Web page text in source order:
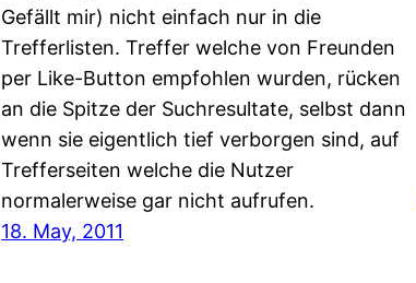
Gefällt mir) nicht einfach nur in die
Trefferlisten. Treffer welche von Freunden
per Like-Button empfohlen wurden, rücken
an die Spitze der Suchresultate, selbst dann
wenn sie eigentlich tief verborgen sind, auf
Trefferseiten welche die Nutzer
normalerweise gar nicht aufrufen.
18. May, 2011